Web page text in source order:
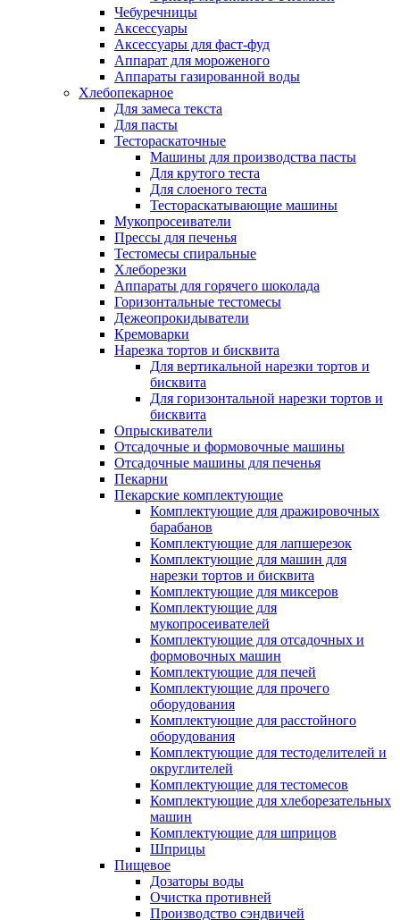
Чебуречницы
Аксессуары
Аксессуары для фаст-фуд
Аппарат для мороженого
Аппараты газированной воды
Хлебопекарное
Для замеса текста
Для пасты
Тестораскаточные
Машины для производства пасты
Для крутого теста
Для слоеного теста
Тестораскатывающие машины
Мукопросеиватели
Прессы для печенья
Тестомесы спиральные
Хлеборезки
Аппараты для горячего шоколада
Горизонтальные тестомесы
Дежеопрокидыватели
Кремоварки
Нарезка тортов и бисквита
Для вертикальной нарезки тортов и
бисквита
Для горизонтальной нарезки тортов и
бисквита
Опрыскиватели
Отсадочные и формовочные машины
Отсадочные машины для печенья
Пекарни
Пекарские комплектующие
Комплектующие для дражировочных
барабанов
Комплектующие для лапшерезок
Комплектующие для машин для
нарезки тортов и бисквита
Комплектующие для миксеров
Комплектующие для
мукопросеивателей
Комплектующие для отсадочных и
формовочных машин
Комплектующие для печей
Комплектующие для прочего
оборудования
Комплектующие для расстойного
оборудования
Комплектующие для тестоделителей и
округлителей
Комплектующие для тестомесов
Комплектующие для хлеборезательных
машин
Комплектующие для шприцов
Шприцы
Пищевое
Дозаторы воды
Очистка противней
Производство сэндвичей